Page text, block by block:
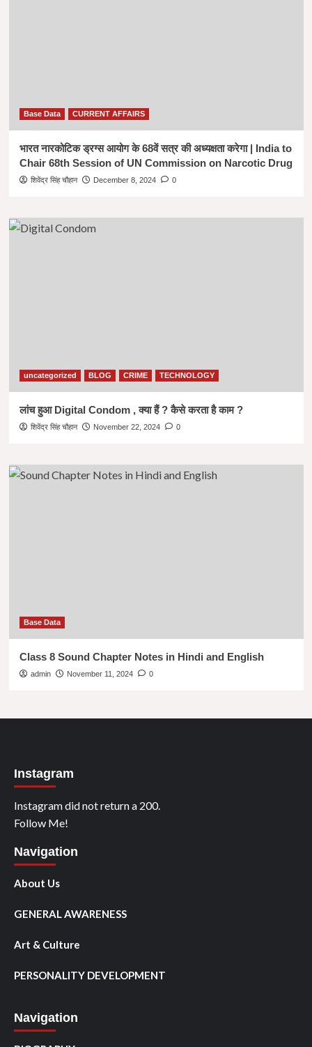
Base Data CURRENT AFFAIRS
भारत नारकोटिक ड्रग्स आयोग के 68वें सत्र की अध्यक्षता करेगा | India to
Chair 68th Session of UN Commission on Narcotic Drug
शिवेंद्र सिंह चौहान December 8, 2024 0
uncategorized BLOG CRIME TECHNOLOGY
लांच हुआ Digital Condom , क्या हैं ? कैसे करता है काम ?
शिवेंद्र सिंह चौहान November 22, 2024 0
Base Data
Class 8 Sound Chapter Notes in Hindi and English
admin November 11, 2024 0
Instagram
Instagram did not return a 200.
Follow Me!
Navigation
About Us
GENERAL AWARENESS
Art & Culture
PERSONALITY DEVELOPMENT
Navigation